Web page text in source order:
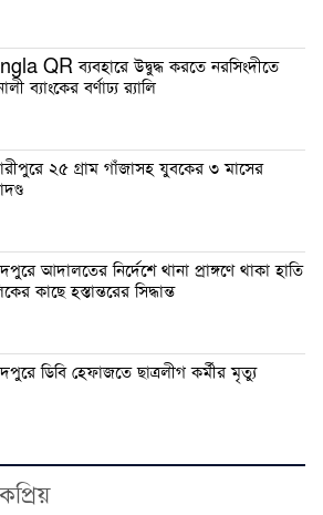
QR ব্যবহারে উদ্বুদ্ধ করতে নরসিংদীতে
ব্যাংকের বর্ণাঢ্য র‌্যালি
২৫ গ্রাম গাঁজাসহ যুবকের ৩ মাসের
আদালতের নির্দেশে থানা প্রাঙ্গণে থাকা হাতি
কাছে হস্তান্তরের সিদ্ধান্ত
ডিবি হেফাজতে ছাত্রলীগ কর্মীর মৃত্যু